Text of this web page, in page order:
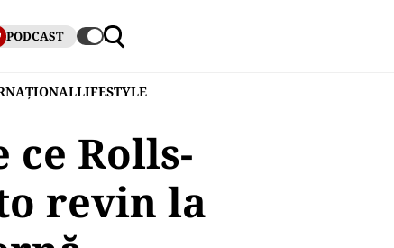
PODCAST
LIFESTYLE
Rolls-
revin la